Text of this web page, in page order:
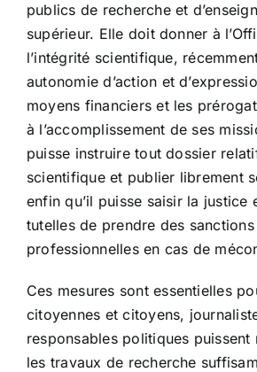
publics de recherche et
supérieur. Elle doit donner à
l’intégrité scientifique,
autonomie d’action et
moyens financiers et les
à l’accomplissement de ses
puisse instruire tout dossier
scientifique et publier librement
enfin qu’il puisse saisir la justice
tutelles de prendre des
professionnelles en cas de
Ces mesures sont essentielles
citoyennes et citoyens,
responsables politiques
les travaux de recherche